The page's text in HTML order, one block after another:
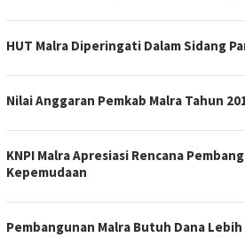
HUT Malra Diperingati Dalam Sidang
Nilai Anggaran Pemkab Malra Tahun
KNPI Malra Apresiasi Rencana
Kepemudaan
Pembangunan Malra Butuh Dana Lebih